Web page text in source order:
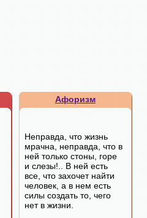
Афоризм
Неправда, что жизнь
мрачна, неправда, что в
ней только стоны, горе
и слезы!.. В ней есть
все, что захочет найти
человек, а в нем есть
силы создать то, чего
нет в жизни.